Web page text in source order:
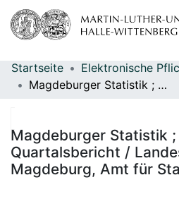
Bereiche & Sammlungen
Statistiken
Startseite
Magdeburger Statistik ; 4/2013 : Quartalsbericht / Landeshauptstadt Magdeburg, Amt für Statistik
Magdeburger Statistik
Quartalsbericht /
Magdeburg, Amt für